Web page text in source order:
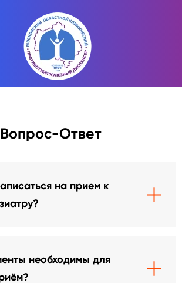
Вопрос-Ответ
на прием к
необходимы для